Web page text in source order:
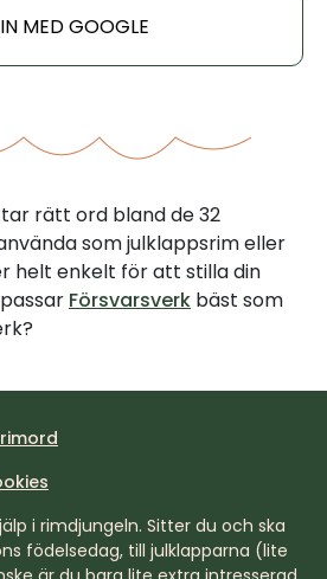
MED GOOGLE
rätt ord bland de 32
som julklappsrim eller
helt enkelt för att stilla din
Försvarsverk bäst som
i rimdjungeln. Sitter du och ska
födelsedag, till julklapparna (lite